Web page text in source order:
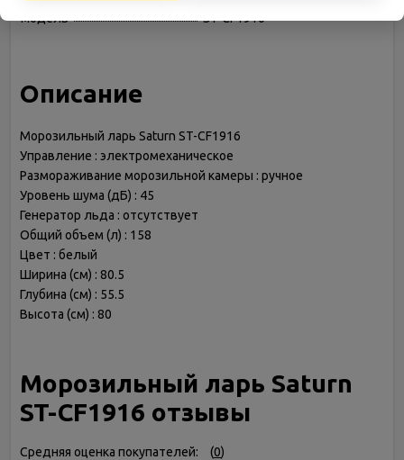
модель
ST-CF1916
Описание
Морозильный ларь Saturn ST-CF1916
Управление : электромеханическое
Размораживание морозильной камеры : ручное
Уровень шума (дБ) : 45
Генератор льда : отсутствует
Общий объем (л) : 158
Цвет : белый
Ширина (см) : 80.5
Глубина (см) : 55.5
Высота (см) : 80
Морозильный ларь Saturn
ST-CF1916 отзывы
Средняя оценка покупателей: (0)